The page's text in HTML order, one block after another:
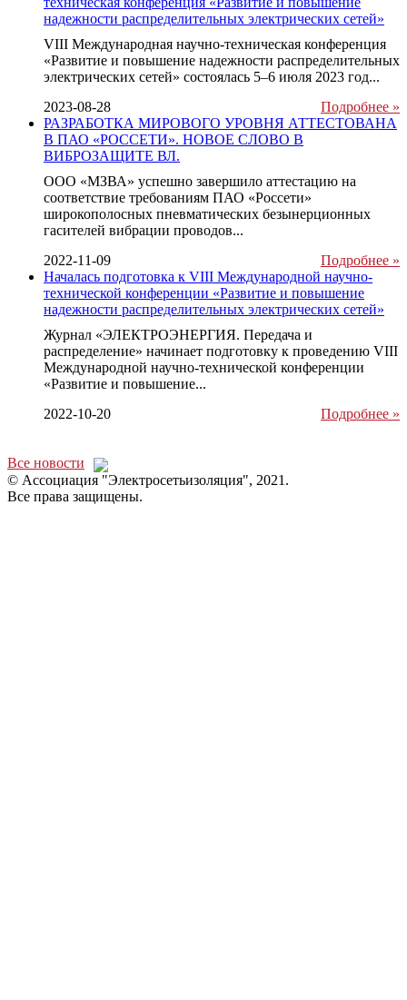
надежности распределительных электрических сетей»
VIII Международная научно-техническая конференция
«Развитие и повышение надежности распределительных
электрических сетей» состоялась 5–6 июля 2023 год...
2023-08-28
Подробнее »
РАЗРАБОТКА МИРОВОГО УРОВНЯ АТТЕСТОВАНА
В ПАО «РОССЕТИ». НОВОЕ СЛОВО В
ВИБРОЗАЩИТЕ ВЛ.
ООО «МЗВА» успешно завершило аттестацию на
соответствие требованиям ПАО «Россети»
широкополосных пневматических безынерционных
гасителей вибрации проводов...
2022-11-09
Подробнее »
Началась подготовка к VIII Международной научно-
технической конференции «Развитие и повышение
надежности распределительных электрических сетей»
Журнал «ЭЛЕКТРОЭНЕРГИЯ. Передача и
распределение» начинает подготовку к проведению VIII
Международной научно-технической конференции
«Развитие и повышение...
2022-10-20
Подробнее »
Все новости
© Ассоциация "Электросетьизоляция", 2021.
Все права защищены.